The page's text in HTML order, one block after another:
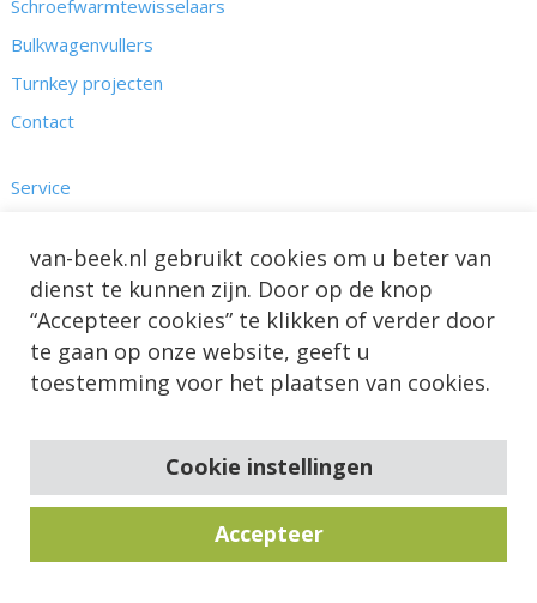
Schroefwarmtewisselaars
Bulkwagenvullers
Turnkey projecten
Contact
Service
Nieuws & Projecten
Over ons
van-beek.nl gebruikt cookies om u beter van
dienst te kunnen zijn. Door op de knop
“Accepteer cookies” te klikken of verder door
te gaan op onze website, geeft u
toestemming voor het plaatsen van cookies.
Cookie instellingen
Accepteer